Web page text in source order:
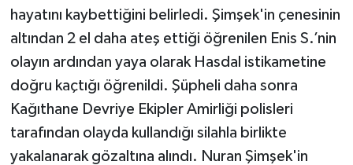
hayatını kaybettiğini belirledi. Şimşek'in çenesinin
altından 2 el daha ateş ettiği öğrenilen Enis S.’nin
olayın ardından yaya olarak Hasdal istikametine
doğru kaçtığı öğrenildi. Şüpheli daha sonra
Kağıthane Devriye Ekipler Amirliği polisleri
tarafından olayda kullandığı silahla birlikte
yakalanarak gözaltına alındı. Nuran Şimşek'in